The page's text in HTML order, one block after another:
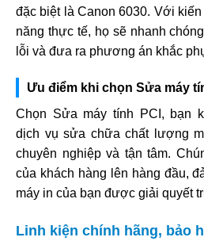
đặc biệt là Canon 6030. Với
năng thực tế, họ sẽ nhanh
lỗi và đưa ra phương án khắc
Ưu điểm khi chọn Sửa máy
Chọn Sửa máy tính PCI, bạn
dịch vụ sửa chữa chất lượng
chuyên nghiệp và tận tâm.
của khách hàng lên hàng đầu,
máy in của bạn được giải quyết
Linh kiện chính hãng, bảo